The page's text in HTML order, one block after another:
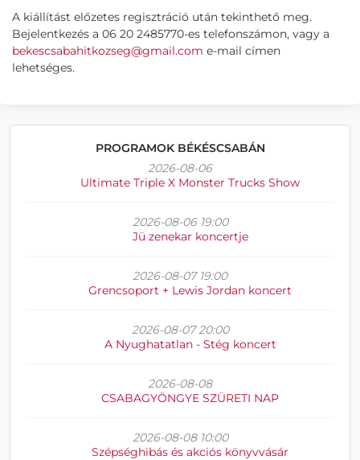
A kiállítást előzetes regisztráció után tekinthető meg.
Bejelentkezés a 06 20 2485770-es telefonszámon, vagy a
bekescsabahitkozseg@gmail.com e-mail címen
lehetséges.
PROGRAMOK BÉKÉSCSABÁN
2026-08-06
Ultimate Triple X Monster Trucks Show
2026-08-06 19:00
Jü zenekar koncertje
2026-08-07 19:00
Grencsoport + Lewis Jordan koncert
2026-08-07 20:00
A Nyughatatlan - Stég koncert
2026-08-08
CSABAGYÖNGYE SZÜRETI NAP
2026-08-08 10:00
Szépséghibás és akciós könyvvásár